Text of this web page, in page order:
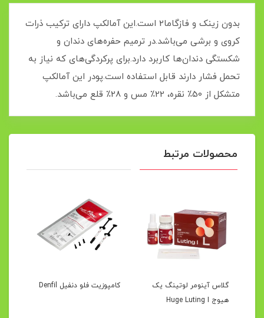
بدون زینک و فازگاما2 است.این آمالکپ دارای ترکیب ذرات
کروی و برشی می‌باشد.در ترمیم حفره‌های دندان و
شکستگی‌ دندان‌ها کاربرد دارد.برای پرکردگی‌های که نیاز به
تحمل فشار دارند قابل استفاده است.پودر این آمالکپ
متشکل از 50٪ نقره، 22٪ مس و 28٪‌ قلع می‌باشد.
محصولات مرتبط
گلاس آینومر لوتینگ یک
هیوج Huge Luting I
کامپوزیت فلو دنفیل Denfil